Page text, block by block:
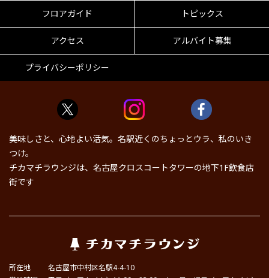
フロアガイド トピックス
アクセス アルバイト募集
プライバシーポリシー
美味しさと、心地よい活気。名駅近くのちょっとウラ、私のいき
つけ。
チカマチラウンジは、名古屋クロスコートタワーの地下1F飲食店
街です
所在地
名古屋市中村区名駅4-4-10